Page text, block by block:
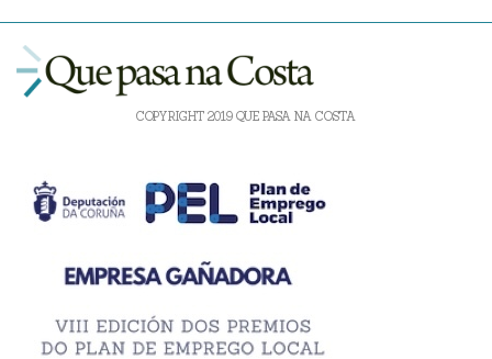
COPYRIGHT 2019 QUE PASA NA COSTA